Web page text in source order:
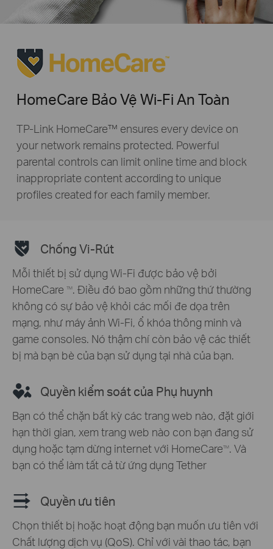
HomeCare Bảo Vệ Wi-Fi An Toàn
TP-Link HomeCare™ ensures every device on
your network remains protected. Powerful
parental controls can limit online time and block
inappropriate content according to unique
profiles created for each family member.
Chống Vi-Rút
Mỗi thiết bị sử dụng Wi-Fi được bảo vệ bởi
HomeCare TM. Điều đó bao gồm những thứ thường
không có sự bảo vệ khỏi các mối đe dọa trên
mạng, như máy ảnh Wi-Fi, ổ khóa thông minh và
game consoles. Nó thậm chí còn bảo vệ các thiết
bị mà bạn bè của bạn sử dụng tại nhà của bạn.
Quyền kiểm soát của Phụ huynh
Bạn có thể chặn bất kỳ các trang web nào, đặt giới
hạn thời gian, xem trang web nào con bạn đang sử
dụng hoặc tạm dừng internet với HomeCareTM. Và
bạn có thể làm tất cả từ ứng dụng Tether
Quyền ưu tiên
Chọn thiết bị hoặc hoạt động bạn muốn ưu tiên với
Chất lượng dịch vụ (QoS). Chỉ với vài thao tác, bạn